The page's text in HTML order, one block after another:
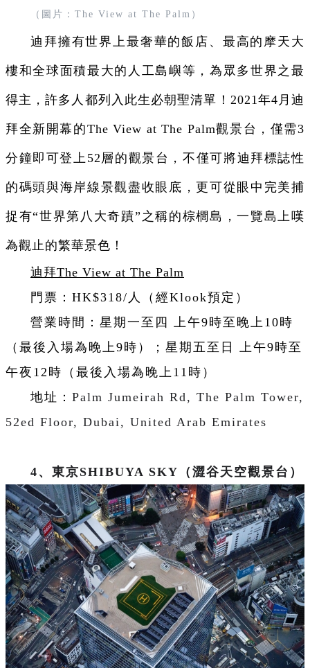
（圖片：The View at The Palm）
迪拜擁有世界上最奢華的飯店、最高的摩天大
樓和全球面積最大的人工島嶼等，為眾多世界之最
得主，許多人都列入此生必朝聖清單！2021年4月迪
拜全新開幕的The View at The Palm觀景台，僅需3
分鐘即可登上52層的觀景台，不僅可將迪拜標誌性
的碼頭與海岸線景觀盡收眼底，更可從眼中完美捕
捉有“世界第八大奇蹟”之稱的棕櫚島，一覽島上嘆
為觀止的繁華景色！
迪拜The View at The Palm
門票：HK$318/人（經Klook預定）
營業時間：星期一至四 上午9時至晚上10時
（最後入場為晚上9時）；星期五至日 上午9時至
午夜12時（最後入場為晚上11時）
地址： Palm Jumeirah Rd, The Palm Tower,
52ed Floor, Dubai, United Arab Emirates
4、東京SHIBUYA SKY（澀谷天空觀景台）